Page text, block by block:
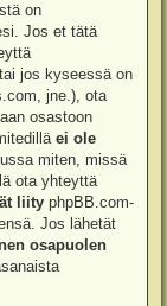
on
Jos et tätä
jos kyseessä on
jne.), ota
osastoon
ei ole
miten, missä
ota yhteyttä
liity phpBB.com-
Jos lähetät
osapuolen